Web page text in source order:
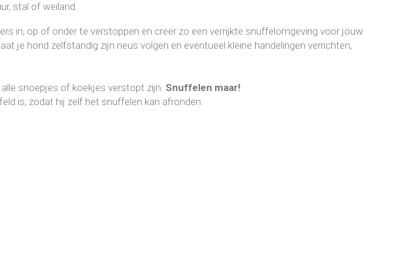
stal of weiland.
in, op of onder te verstoppen en creer zo een verrijkte snuffelomgeving voor jouw
je hond zelfstandig zijn neus volgen en eventueel kleine handelingen verrichten,
alle snoepjes of koekjes verstopt zijn. Snuffelen maar!
is, zodat hij zelf het snuffelen kan afronden.